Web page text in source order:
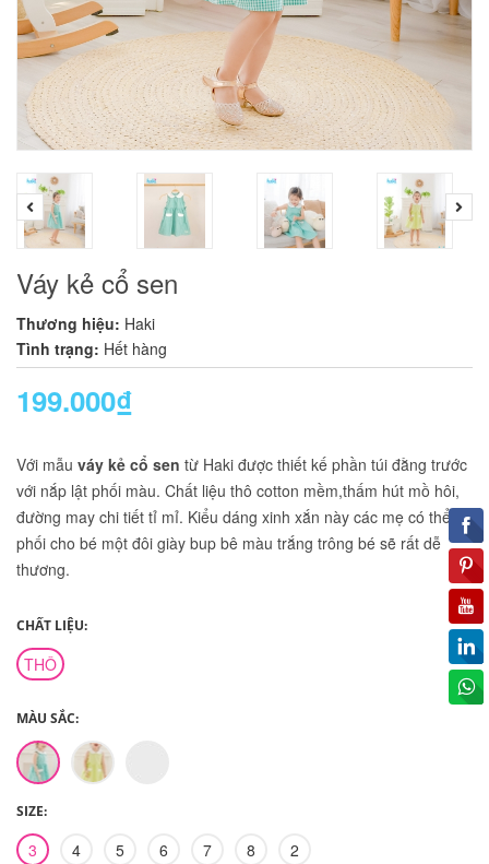
Váy kẻ cổ sen
Thương hiệu: Haki
Tình trạng: Hết hàng
199.000₫
Với mẫu váy kẻ cổ sen từ Haki được thiết kế phần túi đằng trước
với nắp lật phối màu. Chất liệu thô cotton mềm,thấm hút mồ hôi,
đường may chi tiết tỉ mỉ. Kiểu dáng xinh xắn này các mẹ có thể
phối cho bé một đôi giày bup bê màu trắng trông bé sẽ rất dễ
thương.
CHẤT LIỆU:
THÔ
MÀU SẮC:
SIZE:
3 4 5 6 7 8 2